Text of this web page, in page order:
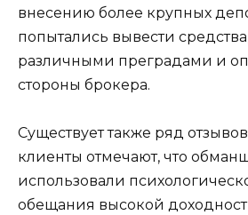
внесению более крупных
попытались вывести
различными преградами и
стороны брокера.
Существует также ряд
клиенты отмечают, что
использовали
обещания высокой